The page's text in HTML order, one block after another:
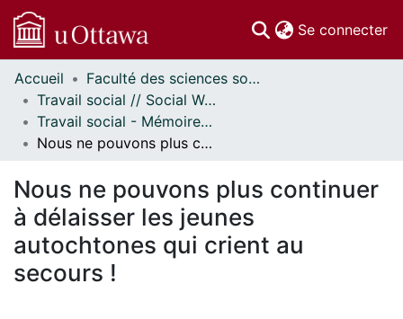
Se connecter
Communautés
et collections
Parcourir
Statistiques
À propos
Accueil
Faculté des sciences sociales // Faculty of Social Sciences
Travail social // Social Work
Travail social - Mémoires // Social Work - Research Papers
Nous ne pouvons plus continuer à délaisser les jeunes autochtones qui crient au secours !
Nous ne pouvons plus continuer
à délaisser les jeunes
autochtones qui crient au
secours !